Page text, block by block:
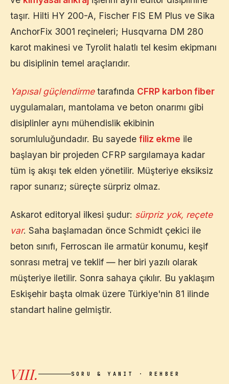
taşır. Hilti HY 200-A, Fischer FIS EM Plus ve Sika
AnchorFix 3001 reçineleri; Husqvarna DM 280
karot makinesi ve Tyrolit halatlı tel kesim ekipmanı
bu disiplinin temel araçlarıdır.
Yapısal güçlendirmetarafında CFRP karbon fiber
uygulamaları, mantolama ve beton onarımı gibi
disiplinler aynı mühendislik ekibinin
sorumluluğundadır. Bu sayede filiz ekme ile
başlayan bir projeden CFRP sargılamaya kadar
tüm iş akışı tek elden yönetilir. Müşteriye eksiksiz
rapor sunarız; süreçte sürpriz olmaz.
Askarot editoryal ilkesi şudur: sürpriz yok, reçete
var. Saha başlamadan önce Schmidt çekici ile
beton sınıfı, Ferroscan ile armatür konumu, keşif
sonrası metraj ve teklif — her biri yazılı olarak
müşteriye iletilir. Sonra sahaya çıkılır. Bu yaklaşım
Eskişehir başta olmak üzere Türkiye'nin 81 ilinde
standart haline gelmiştir.
VIII. SORU & YANIT · REHBER